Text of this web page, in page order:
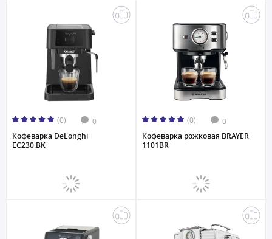
(0) 0
Кофеварка DeLonghi
EC230.BK
(0) 0
Кофеварка рожковая BRAYER
1101BR